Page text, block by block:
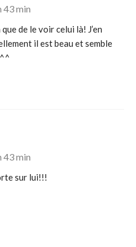
43 min
de le voir celui là! J’en
il est beau et semble
43 min
sur lui!!!